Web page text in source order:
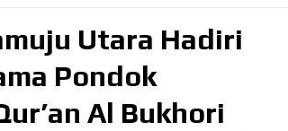
Utara Hadiri
Pondok
Al Bukhori